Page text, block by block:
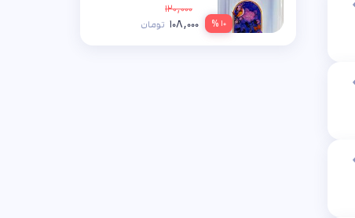
۱۰ %
۱۲۰,۰۰۰
۱۰۸,۰۰۰ تومان